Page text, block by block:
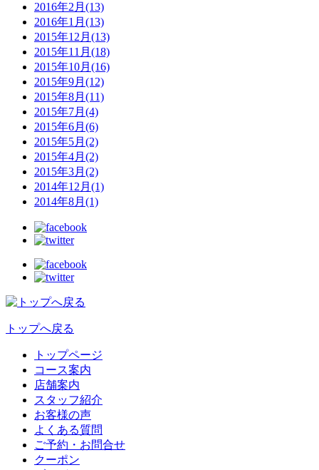
2016年2月(13)
2016年1月(13)
2015年12月(13)
2015年11月(18)
2015年10月(16)
2015年9月(12)
2015年8月(11)
2015年7月(4)
2015年6月(6)
2015年5月(2)
2015年4月(2)
2015年3月(2)
2014年12月(1)
2014年8月(1)
トップへ戻る
トップページ
コース案内
店舗案内
スタッフ紹介
お客様の声
よくある質問
ご予約・お問合せ
クーポン